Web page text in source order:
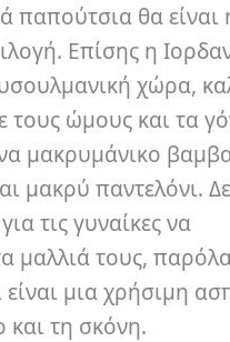
παπούτσια θα είναι
Επίσης η
χώρα,
τους ώμους και τα
μακρυμάνικο
μακρύ παντελόνι.
τις γυναίκες να
μαλλιά τους,
μια χρήσιμη
και τη σκόνη.